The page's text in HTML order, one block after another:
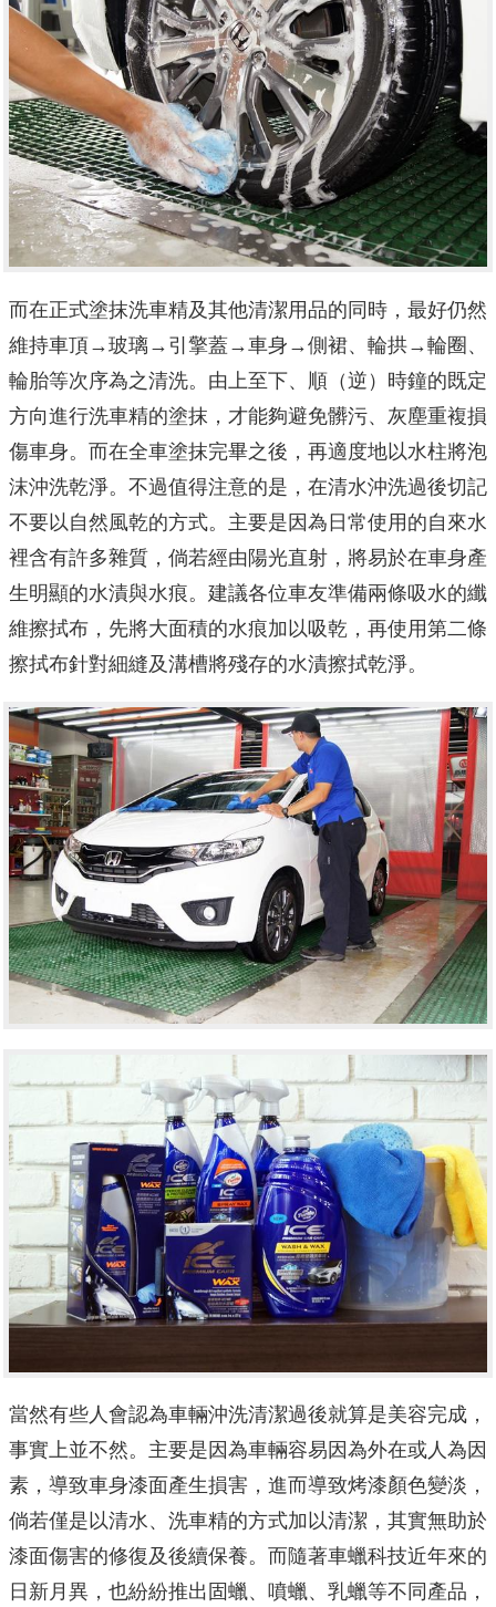
而在正式塗抹洗車精及其他清潔用品的同時，最好仍然
維持車頂→玻璃→引擎蓋→車身→側裙、輪拱→輪圈、
輪胎等次序為之清洗。由上至下、順（逆）時鐘的既定
方向進行洗車精的塗抹，才能夠避免髒污、灰塵重複損
傷車身。而在全車塗抹完畢之後，再適度地以水柱將泡
沫沖洗乾淨。不過值得注意的是，在清水沖洗過後切記
不要以自然風乾的方式。主要是因為日常使用的自來水
裡含有許多雜質，倘若經由陽光直射，將易於在車身產
生明顯的水漬與水痕。建議各位車友準備兩條吸水的纖
維擦拭布，先將大面積的水痕加以吸乾，再使用第二條
擦拭布針對細縫及溝槽將殘存的水漬擦拭乾淨。
當然有些人會認為車輛沖洗清潔過後就算是美容完成，
事實上並不然。主要是因為車輛容易因為外在或人為因
素，導致車身漆面產生損害，進而導致烤漆顏色變淡，
倘若僅是以清水、洗車精的方式加以清潔，其實無助於
漆面傷害的修復及後續保養。而隨著車蠟科技近年來的
日新月異，也紛紛推出固蠟、噴蠟、乳蠟等不同產品，